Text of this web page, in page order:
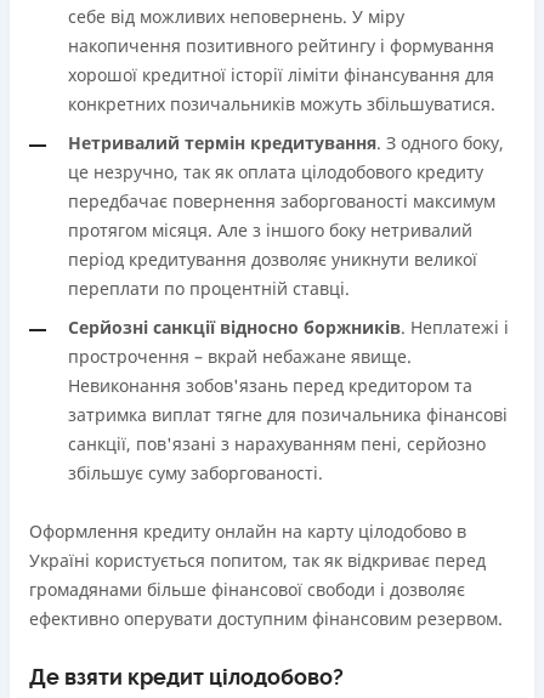
себе від можливих неповернень. У міру
накопичення позитивного рейтингу і формування
хорошої кредитної історії ліміти фінансування для
конкретних позичальників можуть збільшуватися.
Нетривалий термін кредитування. З одного боку,
це незручно, так як оплата цілодобового кредиту
передбачає повернення заборгованості максимум
протягом місяця. Але з іншого боку нетривалий
період кредитування дозволяє уникнути великої
переплати по процентній ставці.
Серйозні санкції відносно боржників. Неплатежі і
прострочення – вкрай небажане явище.
Невиконання зобов'язань перед кредитором та
затримка виплат тягне для позичальника фінансові
санкції, пов'язані з нарахуванням пені, серйозно
збільшує суму заборгованості.
Оформлення кредиту онлайн на карту цілодобово в
Україні користується попитом, так як відкриває перед
громадянами більше фінансової свободи і дозволяє
ефективно оперувати доступним фінансовим резервом.
Де взяти кредит цілодобово?